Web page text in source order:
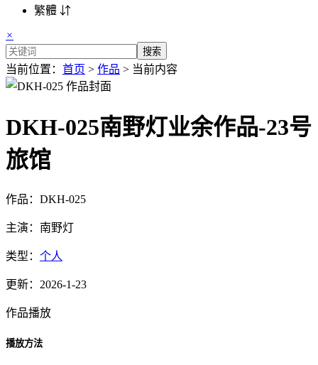
繁體 ⇵
×
搜索
当前位置： 首页 > 作品 > 当前内容
DKH-025南野灯业余作品-23号
旅馆
作品：DKH-025
主演：南野灯
类型： 个人
更新：2026-1-23
作品播放
播放方法